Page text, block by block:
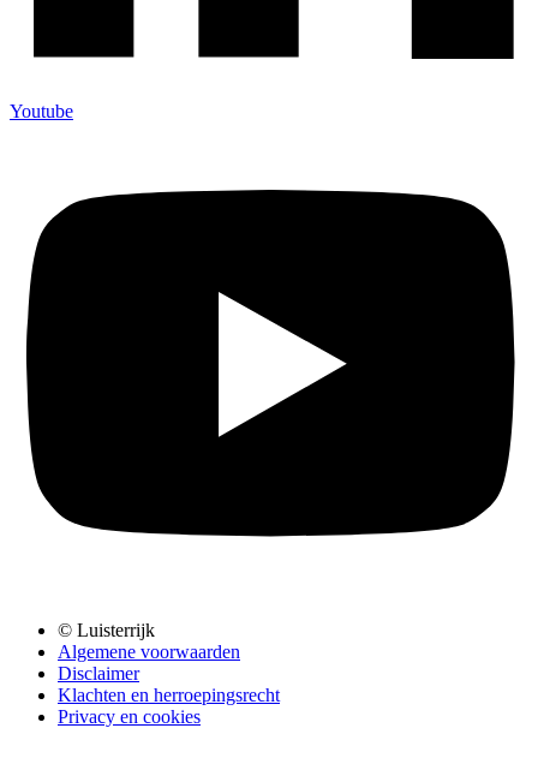
Youtube
© Luisterrijk
Algemene voorwaarden
Disclaimer
Klachten en herroepingsrecht
Privacy en cookies